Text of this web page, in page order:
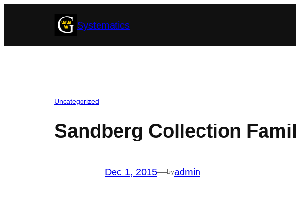
Systematics
Uncategorized
Sandberg Collection
Dec 1, 2015—byadmin